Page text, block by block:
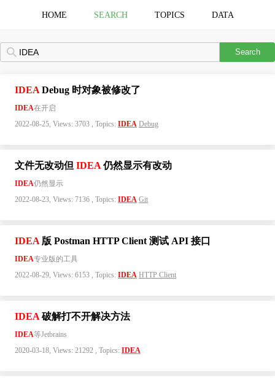
HOME SEARCH TOPICS DATA
Search
IDEA Debug 时对象被修改了
IDEA在开启
2022-08-25, Views: 3703 , Topics: IDEA Debug
文件无改动但 IDEA 仍然显示有改动
IDEA仍然显示
2022-08-23, Views: 7136 , Topics: IDEA Git
IDEA 版 Postman HTTP Client 测试 API 接口
IDEA专业版的工具
2022-08-29, Views: 6153 , Topics: IDEA HTTP Client
IDEA 破解打不开解决方法
IDEA等Jetbrains
2020-03-18, Views: 21292 , Topics: IDEA